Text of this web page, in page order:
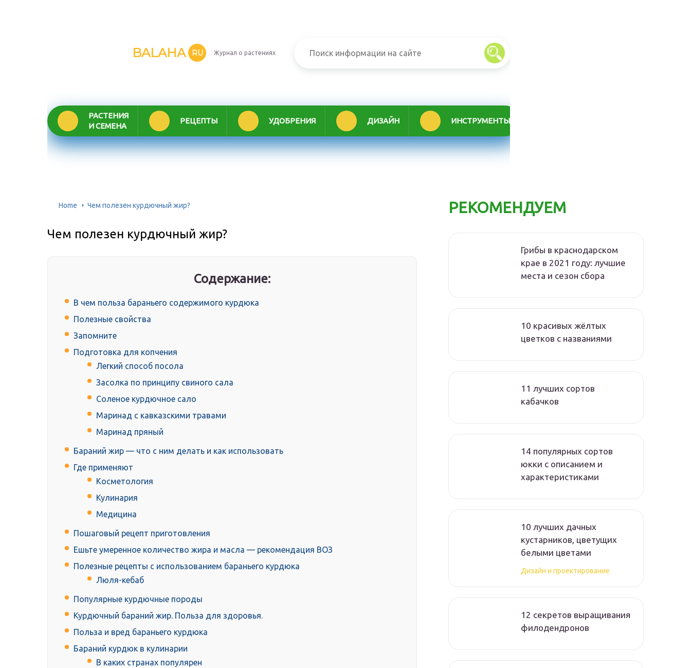
BALAHA RU Журнал о растениях
РАСТЕНИЯ
И СЕМЕНА
РЕЦЕПТЫ УДОБРЕНИЯ ДИЗАЙН ИНСТРУМЕНТЫ
Home Чем полезен курдючный жир?
Чем полезен курдючный жир?
Содержание:
В чем польза бараньего содержимого курдюка
Полезные свойства
Запомните
Подготовка для копчения
Легкий способ посола
Засолка по принципу свиного сала
Соленое курдючное сало
Маринад с кавказскими травами
Маринад пряный
Бараний жир — что с ним делать и как использовать
Где применяют
Косметология
Кулинария
Медицина
Пошаговый рецепт приготовления
Ешьте умеренное количество жира и масла — рекомендация ВОЗ
Полезные рецепты с использованием бараньего курдюка
Люля-кебаб
Популярные курдючные породы
Курдючный бараний жир. Польза для здоровья.
Польза и вред бараньего курдюка
Бараний курдюк в кулинарии
В каких странах популярен
РЕКОМЕНДУЕМ
Грибы в краснодарском
крае в 2021 году: лучшие
места и сезон сбора
10 красивых жёлтых
цветков с названиями
11 лучших сортов
кабачков
14 популярных сортов
юкки с описанием и
характеристиками
10 лучших дачных
кустарников, цветущих
белыми цветами
Дизайн и проектирование
12 секретов выращивания
филодендронов